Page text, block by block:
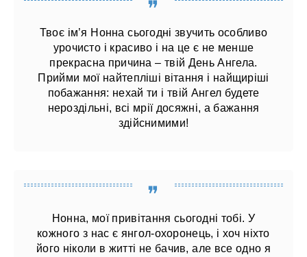
Твоє ім’я Нонна сьогодні звучить особливо
урочисто і красиво і на це є не менше
прекрасна причина – твій День Ангела.
Прийми мої найтепліші вітання і найщиріші
побажання: нехай ти і твій Ангел будете
нероздільні, всі мрії досяжні, а бажання
здійснимими!
Нонна, мої привітання сьогодні тобі. У
кожного з нас є янгол-охоронець, і хоч ніхто
його ніколи в житті не бачив, але все одно я